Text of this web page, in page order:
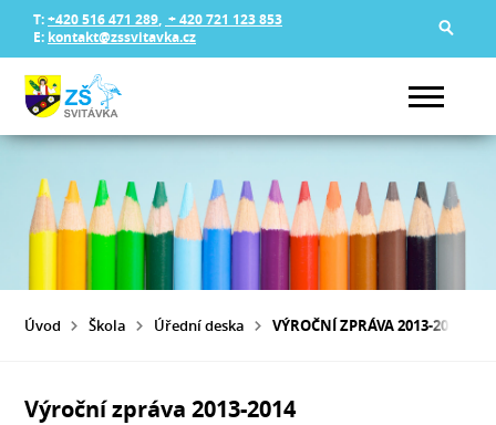
T:+420 516 471 289, + 420 721 123 853
E: kontakt@zssvitavka.cz
Úvod Škola Úřední deska VÝROČNÍ ZPRÁVA 2013-2014
Výroční zpráva 2013-2014